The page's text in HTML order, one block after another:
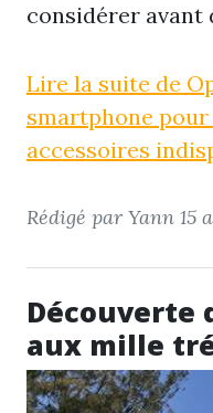
considérer avant
Lire la suite de
smartphone pour
accessoires
Rédigé par Yann 15
Découverte
aux mille